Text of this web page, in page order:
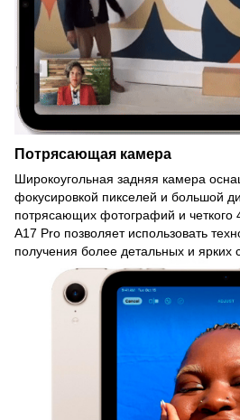
Потрясающая камера
Широкоугольная задняя камера
фокусировкой пикселей и большой
потрясающих фотографий и четкого
A17 Pro позволяет использовать
получения более детальных и ярких